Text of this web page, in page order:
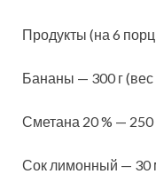
Продукты (на 6
Бананы — 300 г
Сметана 20 % — 250
Сок лимонный — 30